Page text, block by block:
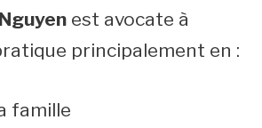
est avocate à
principalement en :
famille